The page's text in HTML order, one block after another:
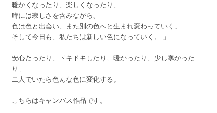
暖かくなったり、楽しくなったり、
時には寂しさを含みながら、
色は色と出会い、また別の色へと生まれ変わっていく。
そして今日も、私たちは新しい色になっていく。 」
安心だったり、ドキドキしたり、暖かったり、少し寒かった
り、
二人でいたら色んな色に変化する。
こちらはキャンバス作品です。